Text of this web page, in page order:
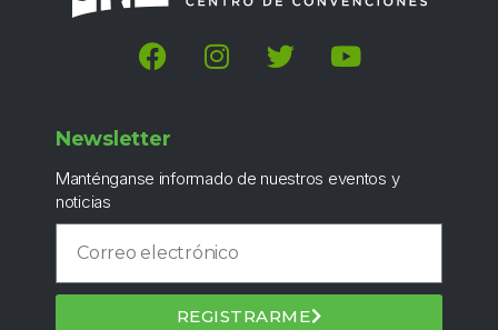
Newsletter
Manténganse informado de nuestros eventos y
noticias
REGISTRARME